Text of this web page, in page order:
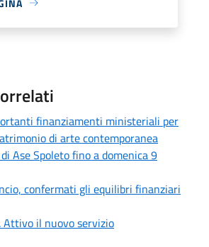
finanziamenti ministeriali per
di arte contemporanea
Ase Spoleto fino a domenica 9
confermati gli equilibri finanziari
Attivo il nuovo servizio